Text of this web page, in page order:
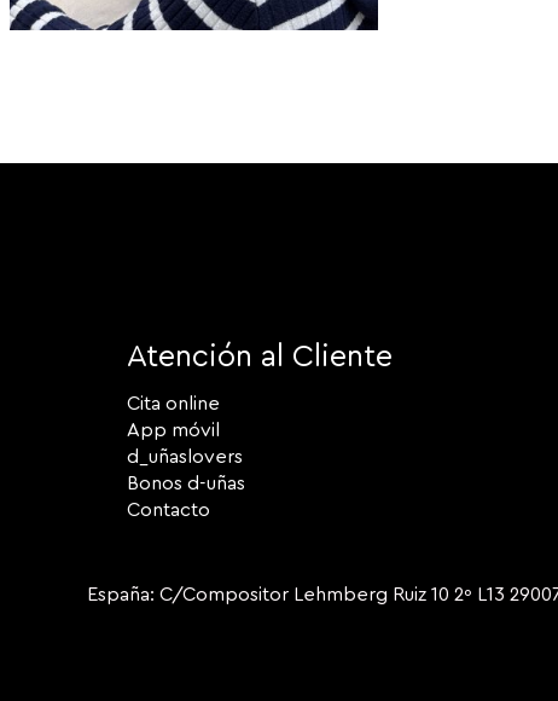
Atención al Cliente
Cita online
App móvil
d_uñaslovers
Bonos d-uñas
Contacto
España: C/Compositor Lehmberg Ruiz 10 2º L13